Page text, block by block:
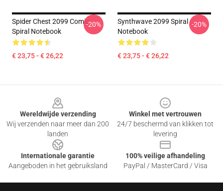
Spider Chest 2099 Comic
Spiral Notebook
€ 23,75 - € 26,22
-20%
Synthwave 2099 Spiral
Notebook
€ 23,75 - € 26,22
-20%
Wereldwijde verzending
Wij verzenden naar meer dan 200
landen
Winkel met vertrouwen
24/7 beschermd van klikken tot
levering
Internationale garantie
Aangeboden in het gebruiksland
100% veilige afhandeling
PayPal / MasterCard / Visa